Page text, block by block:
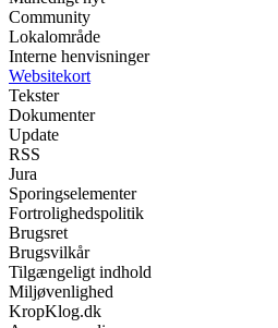
Community
Lokalområde
Interne henvisninger
Websitekort
Tekster
Dokumenter
Update
RSS
Jura
Sporingselementer
Fortrolighedspolitik
Brugsret
Brugsvilkår
Tilgængeligt indhold
Miljøvenlighed
KropKlog.dk